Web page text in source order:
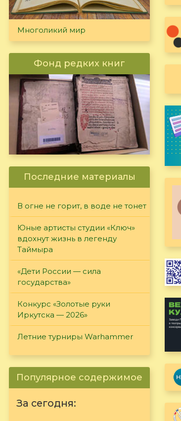
Многоликий мир
Фонд редких книг
Последние материалы
В огне не горит, в воде не тонет
Юные артисты студии «Ключ»
вдохнут жизнь в легенду
Таймыра
«Дети России — сила
государства»
Конкурс «Золотые руки
Иркутска — 2026»
Летние турниры Warhammer
Популярное содержимое
За сегодня: